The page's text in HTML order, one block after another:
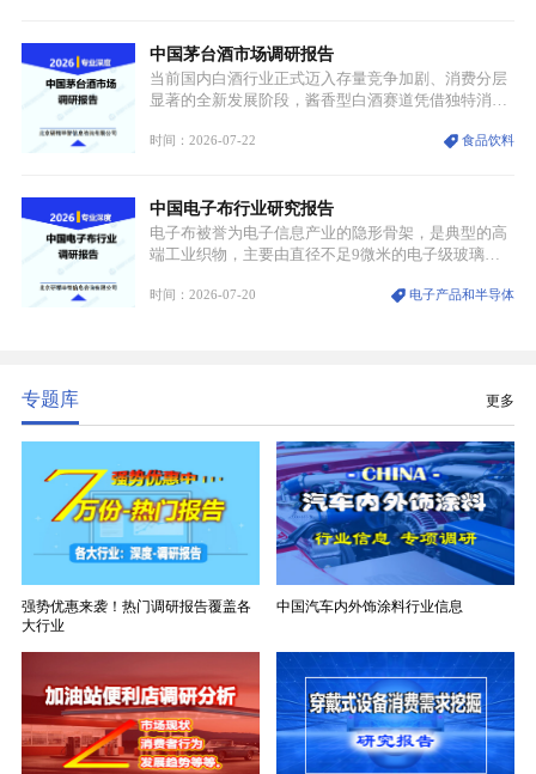
密制造流程。
中国茅台酒市场调研报告
当前国内白酒行业正式迈入存量竞争加剧、消费分层
显著的全新发展阶段，酱香型白酒赛道凭借独特消费
道。贵州茅台凭借独一无二的核心产区壁垒、刚性产
业。
时间：2026-07-22 食品饮料
中国电子布行业研究报告
电子布被誉为电子信息产业的隐形骨架，是典型的高
端工业织物，主要由直径不足9微米的电子级玻璃纤
生产制造过程中不可或缺的核心基材。电子布具备高
时间：2026-07-20 电子产品和半导体
专题库 更多
强势优惠来袭！热门调研报告覆盖各
大行业
中国汽车内外饰涂料行业信息